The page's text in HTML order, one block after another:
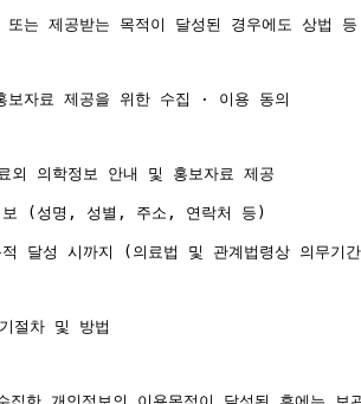
는 제공받는 목적이 달성된 경우에도 상법
보자료 제공을 위한 수집 · 이용 동의
의학정보 안내 및 홍보자료 제공
(성명, 성별, 주소, 연락처 등)
달성 시까지 (의료법 및 관계법령상 의무기
절차 및 방법